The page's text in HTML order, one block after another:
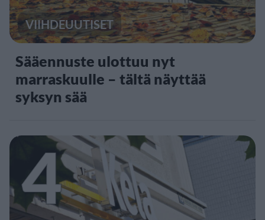
VIIHDEUUTISET
Sääennuste ulottuu nyt
marraskuulle – tältä näyttää
syksyn sää
4